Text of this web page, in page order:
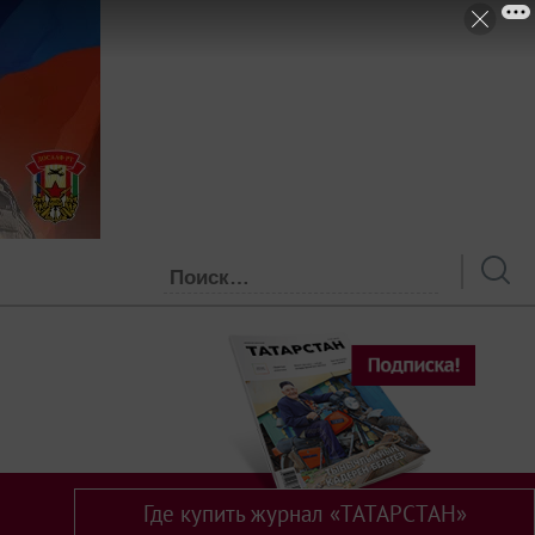
Где купить журнал «ТАТАРСТАН»